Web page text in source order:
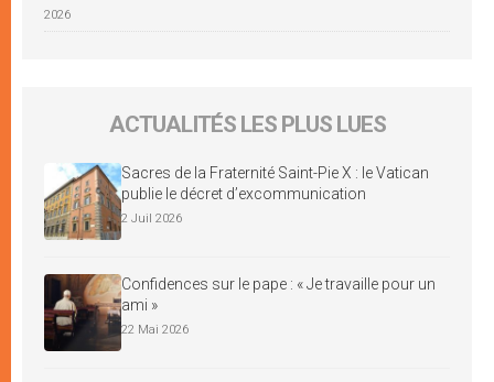
2026
ACTUALITÉS LES PLUS LUES
Sacres de la Fraternité Saint-Pie X : le Vatican
publie le décret d’excommunication
2 Juil 2026
Confidences sur le pape : « Je travaille pour un
ami »
22 Mai 2026